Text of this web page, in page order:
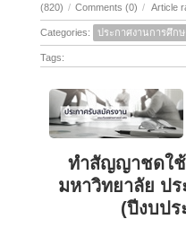
(820) / Comments (0) / Article
Categories: ประกาศงานการศึกษ
Tags:
ทำสัญญาชดใช้
มหาวิทยาลัย ปร
(ปีงบป